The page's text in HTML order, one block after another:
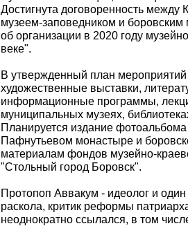
Достигнута договоренность
музеем-заповедником и
об организации в 2020 году
веке".
В утвержденный план
художественные выставки,
информационные программы,
муниципальных музеях,
Планируется издание
Пафнутьевом монастыре и
материалам фондов музейно-
"Стольный город Боровск".
Протопоп Аввакум - идеолог и
раскола, критик реформы
неоднократно ссылался, в том